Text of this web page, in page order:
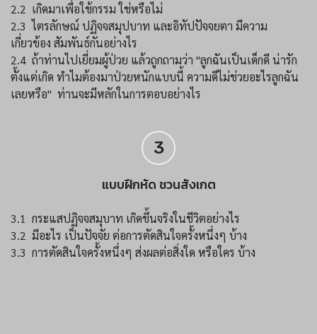
2.2 เกิดมาเพื่อใช้กรรม ใช่หรือไม่
2.3 ไตรลักษณ์ ปฏิจจสมุปบาท และอิทัปปัจจยตา มีความ
เกี่ยวข้อง สัมพันธ์กันอย่างไร
2.4 ถ้าท่านไปเยี่ยมผู้ป่วย แล้วถูกถามว่า "ลูกฉันเป็นเด็กดี น่ารัก
ตั้งแต่เกิด ทำไมต้องมาป่วยหนักแบบนี้ ความดีไม่ช่วยอะไรลูกฉัน
เลยหรือ" ท่านจะมีหลักในการตอบอย่างไร
3
แบบฝึกหัด ชวนสังเกต
3.1 กระแสปฏิจจสมุบาท เกิดขึ้นจริงในชีวิตอย่างไร
3.2 มีอะไร เป็นปัจจัย ต่อการตัดสินใจครั้งหนึ่งๆ บ้าง
3.3 การตัดสินใจครั้งหนึ่งๆ ส่งผลต่อสิ่งใด หรือใคร บ้าง